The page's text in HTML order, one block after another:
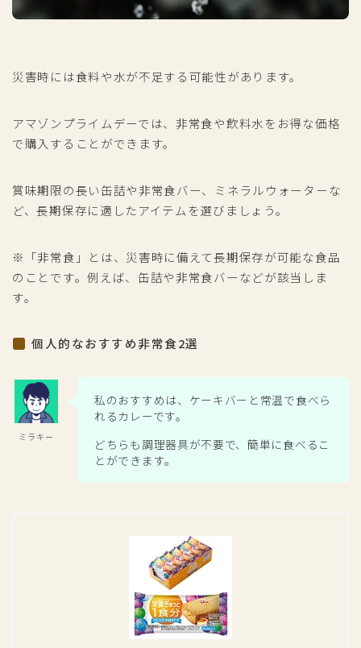
災害時には食料や水が不足する可能性があります。
アマゾンプライムデーでは、非常食や飲料水をお得な価格
で購入することができます。
賞味期限の長い缶詰や非常食バー、ミネラルウォーターな
ど、長期保存に適したアイテムを選びましょう。
※「非常食」とは、災害時に備えて長期保存が可能な食品
のことです。例えば、缶詰や非常食バーなどが該当しま
す。
個人的なおすすめ非常食2選
ミラキー
私のおすすめは、ケーキバーと常温で食べら
れるカレーです。
どちらも調理器具が不要で、簡単に食べるこ
とができます。